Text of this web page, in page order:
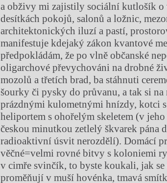
a obživy mi zajistily sociální kutlošík o
desítkách pokojů, salonů a ložnic,
architektonických iluzí a pastí,
manifestuje kdejaký zákon kvantové
předpokládám, že po vlně občanské
oligarchové převychováni na drobné
mozolů a třetích brad, ba stáhnuti
šourky či pysky do průvanu, a tak si na
prázdnými kulometnými hnízdy, kotci
heliportem s ohořelým skeletem (v
českou minutkou zetlelý škvarek pána
radioaktivní úsvit nerozdělí). Domácí
věčné=velmi rovné bitvy s koloniemi
v cimře svinčík, to byste koukali, jak
proměňují v muší hovénka, tmavá